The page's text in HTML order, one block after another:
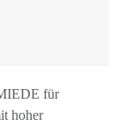
für
hoher